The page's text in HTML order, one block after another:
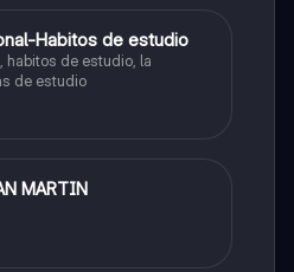
Habitos de estudio
habitos de estudio, la
de estudio
MARTIN